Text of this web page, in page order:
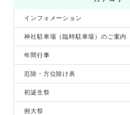
インフォメーション
神社駐車場（臨時駐車場）のご案内
年間行事
厄除・方位除け表
初誕生祭
例大祭